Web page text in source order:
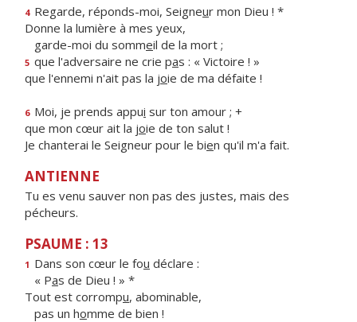
4 Regarde, réponds-moi, Seigneur mon Dieu ! *
Donne la lumière à mes yeux,
garde-moi du sommeil de la mort ;
5 que l'adversaire ne crie pas : « Victoire ! »
que l'ennemi n'ait pas la joie de ma défaite !
6 Moi, je prends appui sur ton amour ; +
que mon cœur ait la joie de ton salut !
Je chanterai le Seigneur pour le bien qu'il m'a fait.
ANTIENNE
Tu es venu sauver non pas des justes, mais des
pécheurs.
PSAUME : 13
1 Dans son cœur le fou déclare :
« Pas de Dieu ! » *
Tout est corrompu, abominable,
pas un homme de bien !